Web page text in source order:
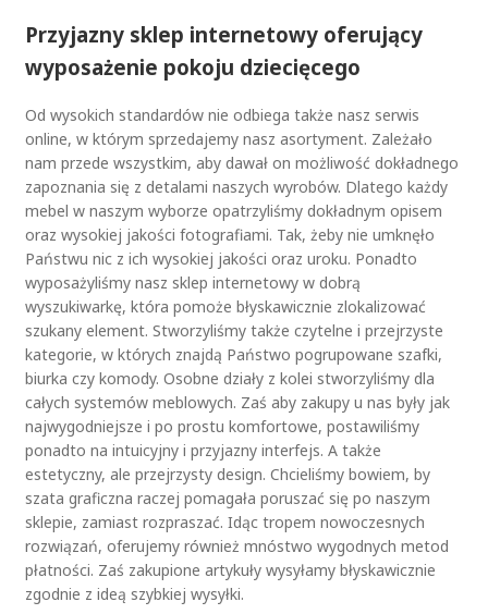
Przyjazny sklep internetowy oferujący
wyposażenie pokoju dziecięcego
Od wysokich standardów nie odbiega także nasz serwis
online, w którym sprzedajemy nasz asortyment. Zależało
nam przede wszystkim, aby dawał on możliwość dokładnego
zapoznania się z detalami naszych wyrobów. Dlatego każdy
mebel w naszym wyborze opatrzyliśmy dokładnym opisem
oraz wysokiej jakości fotografiami. Tak, żeby nie umknęło
Państwu nic z ich wysokiej jakości oraz uroku. Ponadto
wyposażyliśmy nasz sklep internetowy w dobrą
wyszukiwarkę, która pomoże błyskawicznie zlokalizować
szukany element. Stworzyliśmy także czytelne i przejrzyste
kategorie, w których znajdą Państwo pogrupowane szafki,
biurka czy komody. Osobne działy z kolei stworzyliśmy dla
całych systemów meblowych. Zaś aby zakupy u nas były jak
najwygodniejsze i po prostu komfortowe, postawiliśmy
ponadto na intuicyjny i przyjazny interfejs. A także
estetyczny, ale przejrzysty design. Chcieliśmy bowiem, by
szata graficzna raczej pomagała poruszać się po naszym
sklepie, zamiast rozpraszać. Idąc tropem nowoczesnych
rozwiązań, oferujemy również mnóstwo wygodnych metod
płatności. Zaś zakupione artykuły wysyłamy błyskawicznie
zgodnie z ideą szybkiej wysyłki.